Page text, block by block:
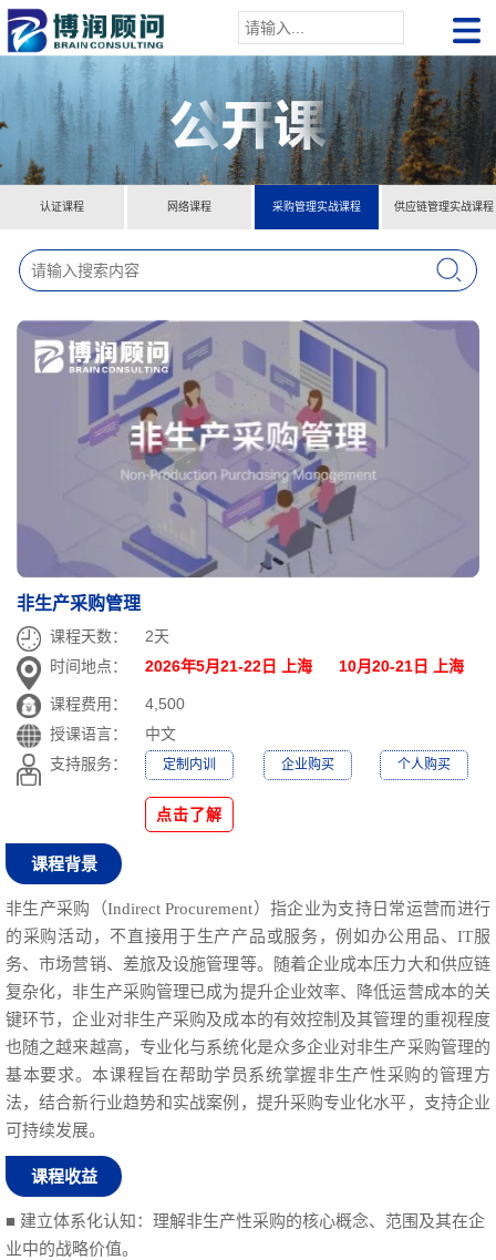
认证课程 网络课程 采购管理实战课程 供应链管理实战课程
非生产采购管理
课程天数：
2天
时间地点：
2026年5月21-22日 上海 10月20-21日 上海
课程费用：
4,500
授课语言：
中文
支持服务：
定制内训 企业购买 个人购买
点击了解
课程背景
非生产采购（Indirect Procurement）指企业为支持日常运营而进行
的采购活动，不直接用于生产产品或服务，例如办公用品、IT服
务、市场营销、差旅及设施管理等。随着企业成本压力大和供应链
复杂化，非生产采购管理已成为提升企业效率、降低运营成本的关
键环节，企业对非生产采购及成本的有效控制及其管理的重视程度
也随之越来越高，专业化与系统化是众多企业对非生产采购管理的
基本要求。本课程旨在帮助学员系统掌握非生产性采购的管理方
法，结合新行业趋势和实战案例，提升采购专业化水平，支持企业
可持续发展。
课程收益
■ 建立体系化认知：理解非生产性采购的核心概念、范围及其在企
业中的战略价值。